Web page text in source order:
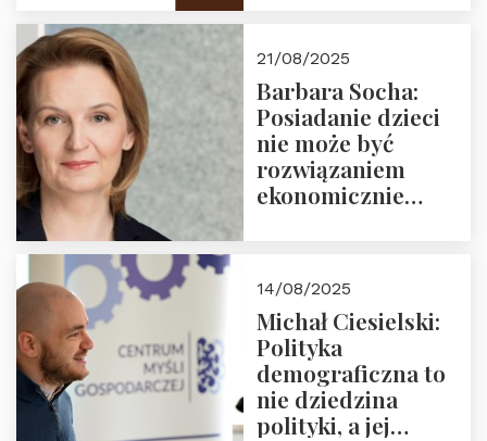
Nowego
Ćwierćwiecza”
21/08/2025
Barbara Socha:
Posiadanie dzieci
nie może być
rozwiązaniem
ekonomicznie
14/08/2025
Michał Ciesielski:
Polityka
demograficzna to
nie dziedzina
polityki, a jej